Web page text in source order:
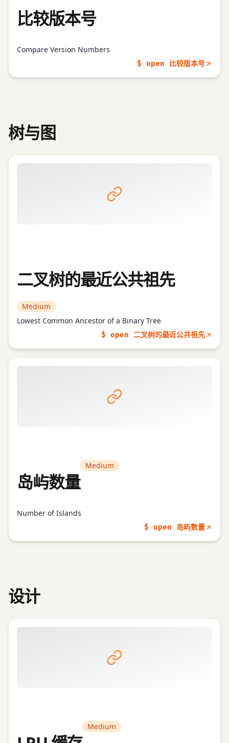
比较版本号
Compare Version Numbers
$ open 比较版本号
树与图
二叉树的最近公共祖先
Medium
Lowest Common Ancestor of a Binary Tree
$ open 二叉树的最近公共祖先
岛屿数量
Medium
Number of Islands
$ open 岛屿数量
设计
Medium